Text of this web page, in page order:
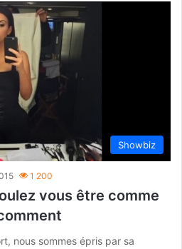
Showbiz
1 200
vous être comme
nous sommes épris par sa